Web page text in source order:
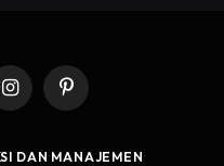
InstagramPinterest
DAN MANAJEMEN